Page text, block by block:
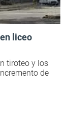
liceo
tiroteo y los
de